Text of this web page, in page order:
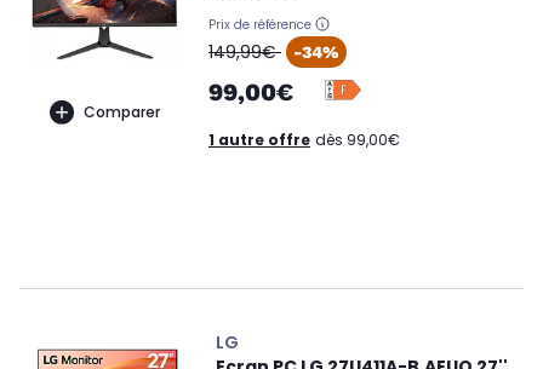
Comparer
Prix de référence
oldPrice
149,99€ -34%
99,00€
1 autre offre dès 99,00€
LG